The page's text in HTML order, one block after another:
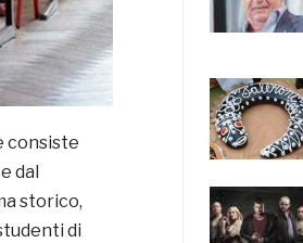
consiste
dal
storico,
di